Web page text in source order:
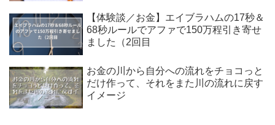
【体験談／お金】エイブラハムの17秒＆
68秒ルールでアファで150万程引き寄せ
ました（2回目
お金の川から自分への流れをチョコっと
だけ作って、それをまた川の流れに戻す
イメージ